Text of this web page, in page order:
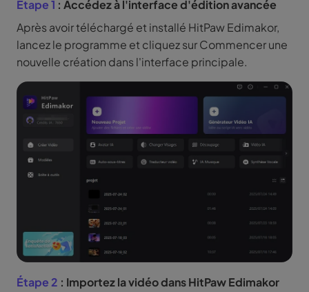
Étape 1 : Accédez à l'interface d'édition avancée
Après avoir téléchargé et installé HitPaw Edimakor,
lancez le programme et cliquez sur Commencer une
nouvelle création dans l'interface principale.
Étape 2 : Importez la vidéo dans HitPaw Edimakor